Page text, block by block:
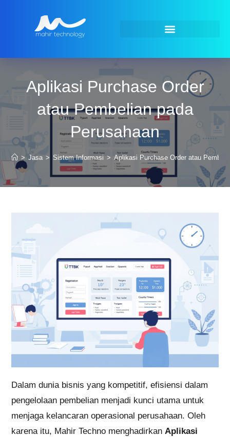
Aplikasi Purchase Order
atau Pembelian pada
Perusahaan
> Jasa > Sistem Informasi > Aplikasi Purchase Order atau
Dalam dunia bisnis yang kompetitif, efisiensi dalam
pengelolaan pembelian menjadi kunci utama untuk
menjaga kelancaran operasional perusahaan. Oleh
karena itu, Mahir Techno menghadirkanAplikasi